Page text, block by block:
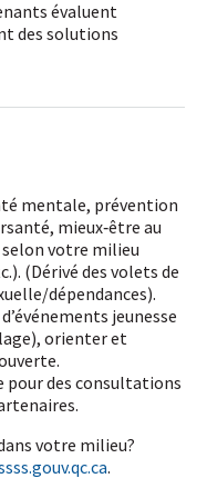
évaluent
des solutions
mentale, prévention
mieux‑être au
votre milieu
(Dérivé des volets de
dépendances).
jeunesse
orienter et
pour des consultations
votre milieu?
.